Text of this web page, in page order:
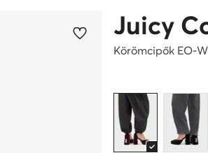
Juicy
Körömcipők EO-